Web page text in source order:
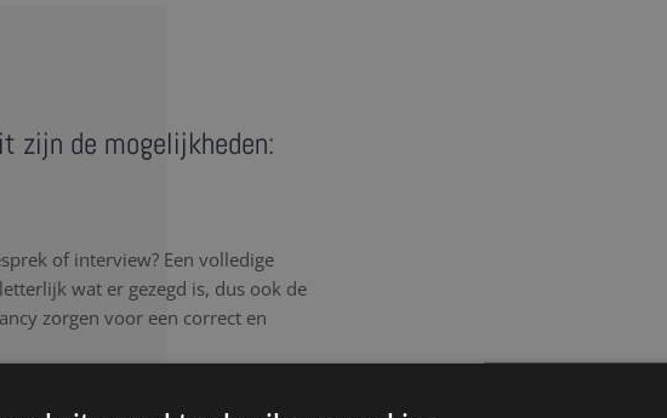
zijn de mogelijkheden:
of interview? Een volledige
wat er gezegd is, dus ook de
zorgen voor een correct en
als u letterlijk elk detail van het